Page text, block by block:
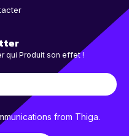
qui Produit son effet !
from Thiga.